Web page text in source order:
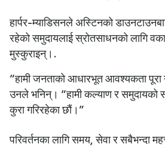
हार्पर-म्याडिसनले अस्टिनको
रहेको समुदायलाई स्रोतसाधनको लागि
मुस्कुराइन्।.
“हामी जनताको आधारभूत आवश्यकता पूरा
उनले भनिन्। “हामी कल्याण र समुदायको
कुरा गरिरहेका छौं।”
परिवर्तनका लागि समय, सेवा र सबैभन्दा